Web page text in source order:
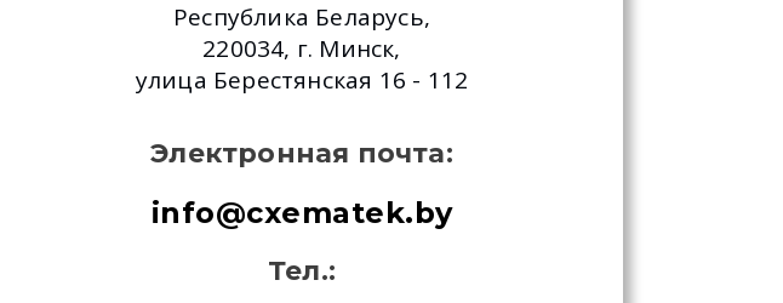
Республика Беларусь,
220034, г. Минск,
улица Берестянская 16 - 112
Электронная почта:
info@cxematek.by
Тел.: